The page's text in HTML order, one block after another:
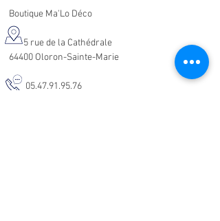
Boutique Ma'Lo Déco
5 rue de la Cathédrale
64400 Oloron-Sainte-Marie
05.47.91.95.76